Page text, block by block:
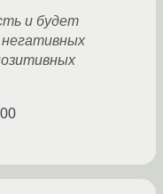
и будет
негативных